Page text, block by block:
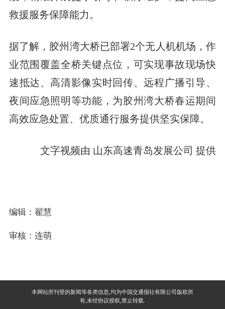
救援服务保障能力。
据了解，胶州湾大桥已部署2个无人机机场，作
业范围覆盖全桥关键点位，可实现事故现场快
速抵达、高清影像实时回传、远程广播引导、
夜间应急照明等功能，为胶州湾大桥春运期间
高效应急处置、优质通行服务提供坚实保障。
文字视频由 山东高速青岛发展公司 提供
编辑：翟慧
审核：连萌
本网站所刊登的新闻等各类信息,均为中国交通报社有限公司版权所
有,未经协议授权,禁止转载.